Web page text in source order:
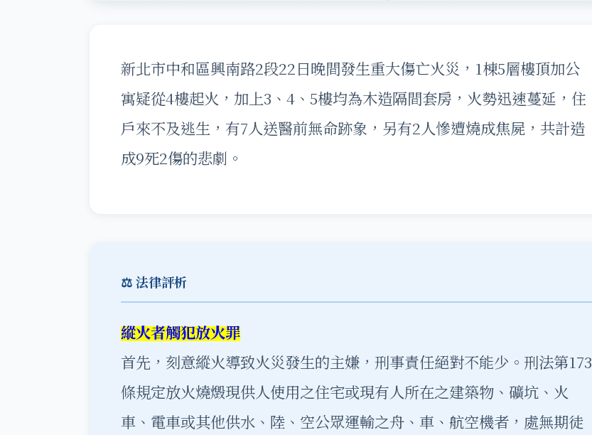
新北市中和區興南路2段22日晚間發生重大傷亡火災，1棟5層樓頂加公
寓疑從4樓起火，加上3、4、5樓均為木造隔間套房，火勢迅速蔓延，住
戶來不及逃生，有7人送醫前無命跡象，另有2人慘遭燒成焦屍，共計造
成9死2傷的悲劇。
⚖️ 法律評析
縱火者觸犯放火罪
首先，刻意縱火導致火災發生的主嫌，刑事責任絕對不能少。刑法第173
條規定放火燒燬現供人使用之住宅或現有人所在之建築物、礦坑、火
車、電車或其他供水、陸、空公眾運輸之舟、車、航空機者，處無期徒